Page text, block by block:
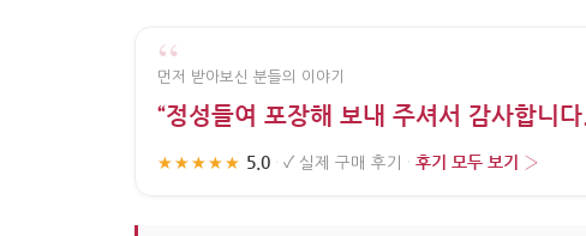
“
먼저 받아보신 분들의 이야기
“정성들여 포장해 보내 주셔서 감사합니다
★★★★★ 5.0 · ✓ 실제 구매 후기 · 후기 모두 보기 ›